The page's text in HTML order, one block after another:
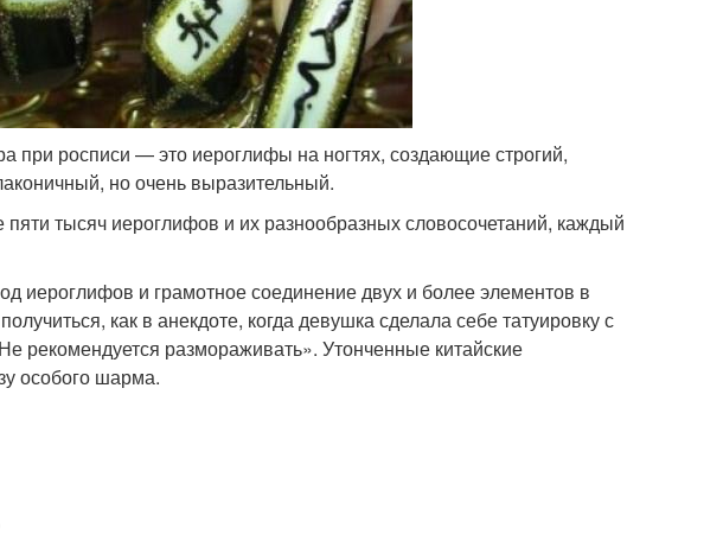
при росписи — это иероглифы на ногтях, создающие строгий,
но очень выразительный.
пяти тысяч иероглифов и их разнообразных словосочетаний, каждый
иероглифов и грамотное соединение двух и более элементов в
как в анекдоте, когда девушка сделала себе татуировку с
рекомендуется размораживать». Утонченные китайские
особого шарма.